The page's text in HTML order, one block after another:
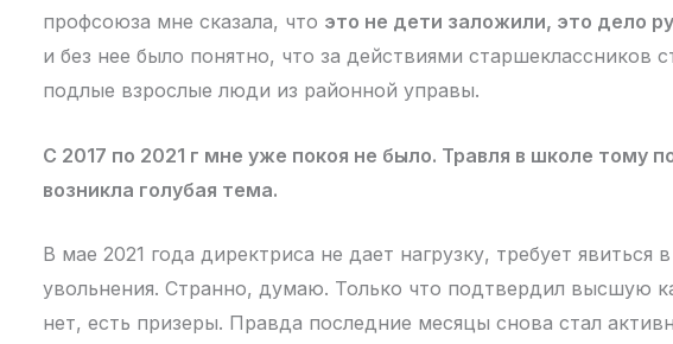
профсоюза мне сказала, что это не дети заложили, это дело
и без нее было понятно, что за действиями старшеклассников
подлые взрослые люди из районной управы.
С 2017 по 2021 г мне уже покоя не было. Травля в школе тому
возникла голубая тема.
В мае 2021 года директриса не дает нагрузку, требует явиться
увольнения. Странно, думаю. Только что подтвердил высшую
нет, есть призеры. Правда последние месяцы снова стал